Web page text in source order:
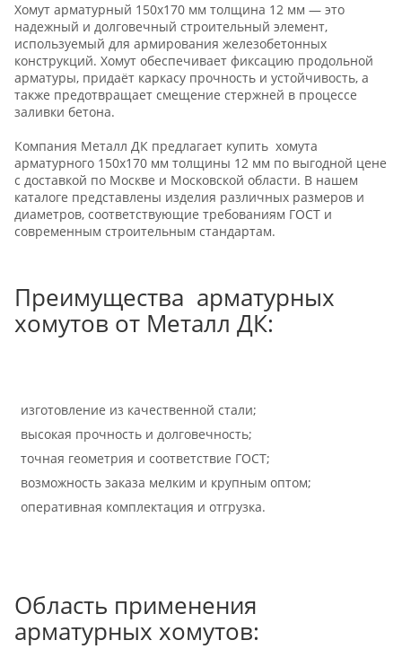
Хомут арматурный 150х170 мм толщина 12 мм — это
надежный и долговечный строительный элемент,
используемый для армирования железобетонных
конструкций. Хомут обеспечивает фиксацию продольной
арматуры, придаёт каркасу прочность и устойчивость, а
также предотвращает смещение стержней в процессе
заливки бетона.
Компания Металл ДК предлагает купить хомута
арматурного 150х170 мм толщины 12 мм по выгодной цене
с доставкой по Москве и Московской области. В нашем
каталоге представлены изделия различных размеров и
диаметров, соответствующие требованиям ГОСТ и
современным строительным стандартам.
Преимущества арматурных
хомутов от Металл ДК:
изготовление из качественной стали;
высокая прочность и долговечность;
точная геометрия и соответствие ГОСТ;
возможность заказа мелким и крупным оптом;
оперативная комплектация и отгрузка.
Область применения
арматурных хомутов: